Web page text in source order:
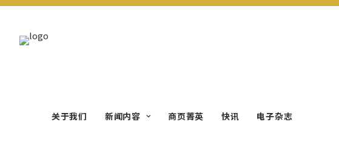
关于我们 新闻内容 商页菁英 快讯 电子杂志